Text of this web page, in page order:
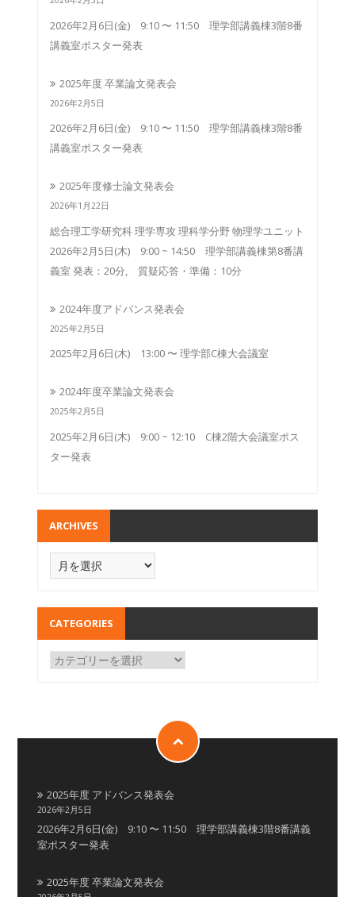
2026年2月6日(金) 9:10 〜 11:50 理学部講義棟3階8番
講義室ポスター発表
2025年度 卒業論文発表会
2026年2月5日
2026年2月6日(金) 9:10 〜 11:50 理学部講義棟3階8番
講義室ポスター発表
2025年度修士論文発表会
2026年1月22日
総合理工学研究科 理学専攻 理科学分野 物理学ユニット
2026年2月5日(木) 9:00 ~ 14:50 理学部講義棟第8番講
義室 発表：20分, 質疑応答・準備：10分
2024年度アドバンス発表会
2025年2月5日
2025年2月6日(木) 13:00 〜 理学部C棟大会議室
2024年度卒業論文発表会
2025年2月5日
2025年2月6日(木) 9:00 ~ 12:10 C棟2階大会議室ポス
ター発表
ARCHIVES
CATEGORIES
2025年度 アドバンス発表会
2026年2月5日
2026年2月6日(金) 9:10 〜 11:50 理学部講義棟3階8番講義
室ポスター発表
2025年度 卒業論文発表会